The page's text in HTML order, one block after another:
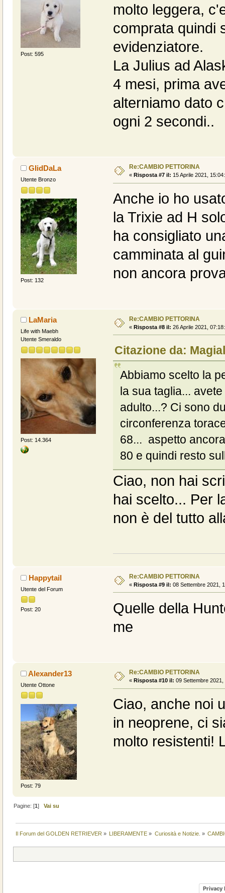
Post: 595
molto leggera,
comprata quindi
evidenziatore.
La Julius ad
4 mesi, prima
alterniamo dato
ogni 2 secondi..
GIidDaLa
Utente Bronzo
Post: 132
Re:CAMBIO PETTORINA
« Risposta #7 il: 15 Aprile 2021,
Anche io ho
la Trixie ad H
ha consigliato
camminata al
non ancora
LaMaria
Life with Maebh
Utente Smeraldo
Post: 14.364
Re:CAMBIO PETTORINA
« Risposta #8 il: 26 Aprile 2021,
Citazione da:
Abbiamo scelto la
la sua taglia...
adulto...? Ci sono
circonferenza
68... aspetto
80 e quindi resto
Ciao, non hai
hai scelto... Per
non è del tutto
Happytail
Utente del Forum
Post: 20
Re:CAMBIO PETTORINA
« Risposta #9 il: 08 Settembre 2021,
Quelle della
me
Alexander13
Utente Ottone
Post: 79
Re:CAMBIO PETTORINA
« Risposta #10 il: 09 Settembre 2021,
Ciao, anche noi
in neoprene, ci
molto resistenti!
Pagine: [1]Vai su
Il Forum del GOLDEN RETRIEVER » LIBERAMENTE » Curiosità e Notizie. »
Privacy